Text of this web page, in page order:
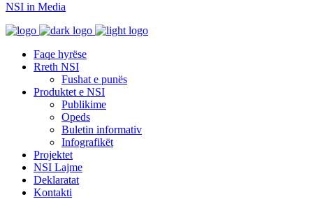
NSI in Media
Faqe hyrëse
Rreth NSI
Fushat e punës
Produktet e NSI
Publikime
Opeds
Buletin informativ
Infografikët
Projektet
NSI Lajme
Deklaratat
Kontakti